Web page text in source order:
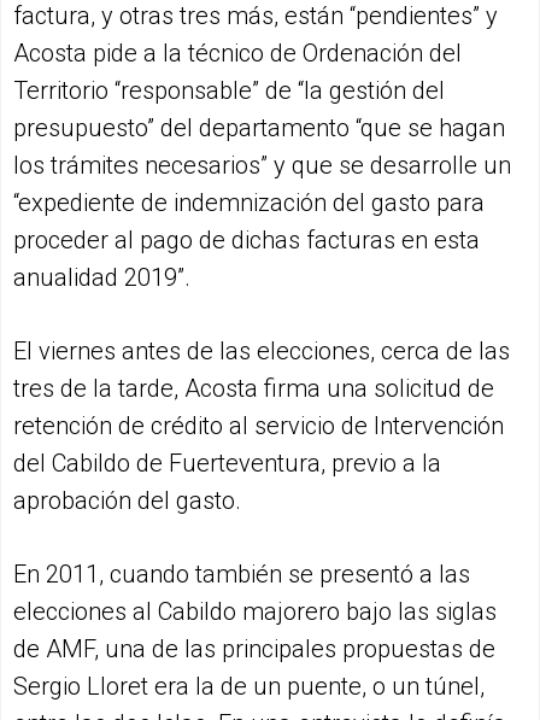
factura, y otras tres más, están “pendientes” y
Acosta pide a la técnico de Ordenación del
Territorio “responsable” de “la gestión del
presupuesto” del departamento “que se hagan
los trámites necesarios” y que se desarrolle un
“expediente de indemnización del gasto para
proceder al pago de dichas facturas en esta
anualidad 2019”.
El viernes antes de las elecciones, cerca de las
tres de la tarde, Acosta firma una solicitud de
retención de crédito al servicio de Intervención
del Cabildo de Fuerteventura, previo a la
aprobación del gasto.
En 2011, cuando también se presentó a las
elecciones al Cabildo majorero bajo las siglas
de AMF, una de las principales propuestas de
Sergio Lloret era la de un puente, o un túnel,